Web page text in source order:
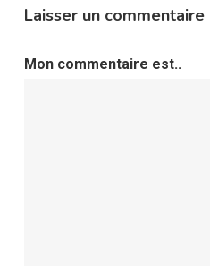
Laisser un commentaire
Mon commentaire est..